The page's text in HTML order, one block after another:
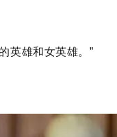
英雄和女英雄。”